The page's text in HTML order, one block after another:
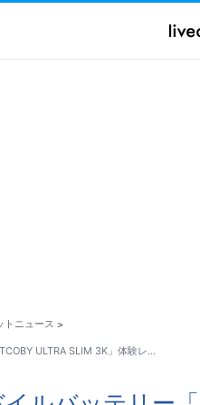
トニュース >
ULTRA SLIM 3K」体験レ…